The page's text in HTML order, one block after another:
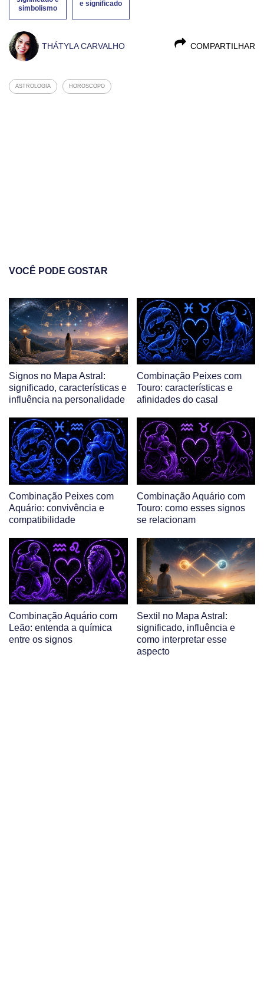
simbolismo
e significado
COMPARTILHAR
THÁTYLA CARVALHO
ASTROLOGIA HOROSCOPO
VOCÊ PODE GOSTAR
Signos no Mapa Astral:
significado, características e
influência na personalidade
Combinação Peixes com
Touro: características e
afinidades do casal
Combinação Peixes com
Aquário: convivência e
compatibilidade
Combinação Aquário com
Touro: como esses signos
se relacionam
Combinação Aquário com
Leão: entenda a química
entre os signos
Sextil no Mapa Astral:
significado, influência e
como interpretar esse
aspecto